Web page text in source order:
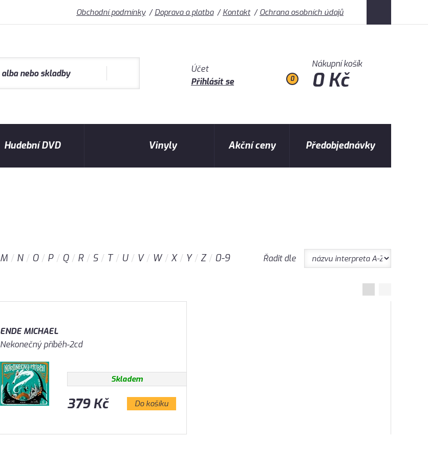
Obchodní podmínky Doprava a platba Kontakt Ochrana osobních údajů
Účet
Přihlásit se
0
Nákupní košík
0 Kč
Hudební DVD Vinyly Akční ceny Předobjednávky
M N O P Q R S T U V W X Y Z 0-9 Řadit dle
ENDE MICHAEL
Nekonečný příběh-2cd
Skladem
379 Kč Do košíku